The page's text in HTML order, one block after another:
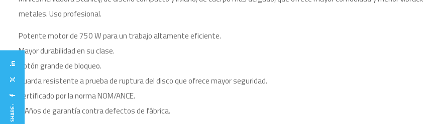
metales. Uso profesional.
Potente motor de 750 W para un trabajo altamente eficiente.
Mayor durabilidad en su clase.
Botón grande de bloqueo.
Guarda resistente a prueba de ruptura del disco que ofrece mayor seguridad.
Certificado por la norma NOM/ANCE.
2 Años de garantía contra defectos de fábrica.
SHARE :